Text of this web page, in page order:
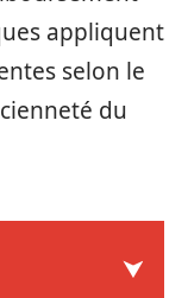
appliquent
selon le
du